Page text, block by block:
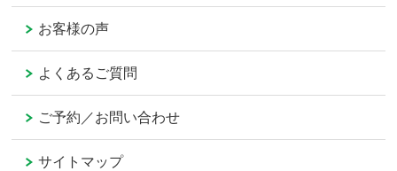
お客様の声
よくあるご質問
ご予約／お問い合わせ
サイトマップ